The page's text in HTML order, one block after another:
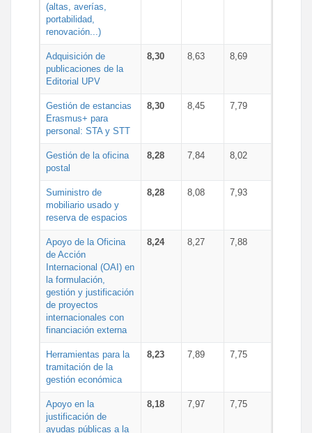
(altas, averías,
portabilidad,
renovación...)
Adquisición de
publicaciones de la
Editorial UPV
8,30 8,63 8,69
Gestión de estancias
Erasmus+ para
personal: STA y STT
8,30 8,45 7,79
Gestión de la oficina
postal
8,28 7,84 8,02
Suministro de
mobiliario usado y
reserva de espacios
8,28 8,08 7,93
Apoyo de la Oficina
de Acción
Internacional (OAI) en
la formulación,
gestión y justificación
de proyectos
internacionales con
financiación externa
8,24 8,27 7,88
Herramientas para la
tramitación de la
gestión económica
8,23 7,89 7,75
Apoyo en la
justificación de
ayudas públicas a la
8,18 7,97 7,75